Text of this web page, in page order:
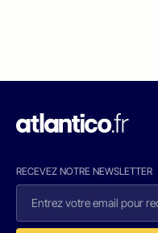
RECEVEZ NOTRE NEWSLETTER